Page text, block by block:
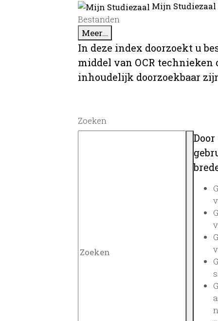
Mijn
Bestanden
Meer...
In deze index doorzoekt u
middel van OCR
inhoudelijk doorzoekbaar
Zoeken